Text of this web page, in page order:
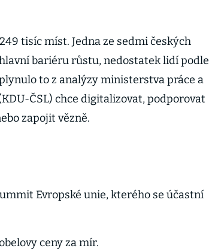
tisíc míst. Jedna ze sedmi českých
bariéru růstu, nedostatek lidí podle
to z analýzy ministerstva práce a
ČSL) chce digitalizovat, podporovat
zapojit vězně.
Evropské unie, kterého se účastní
ceny za mír.